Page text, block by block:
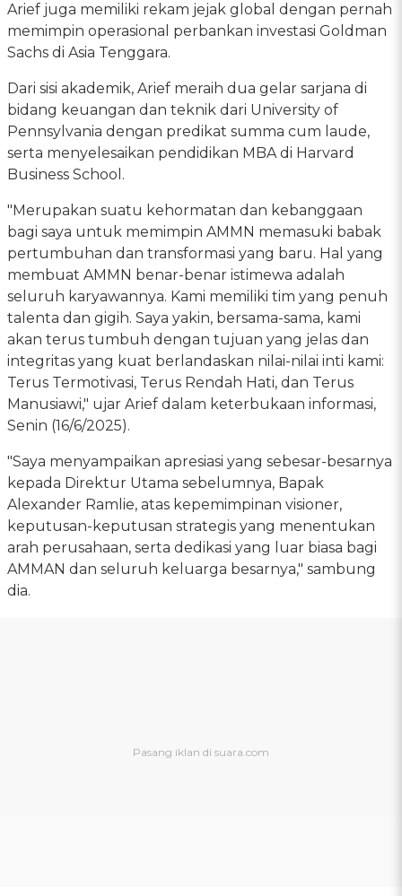
Arief juga memiliki rekam jejak global dengan pernah
memimpin operasional perbankan investasi Goldman
Sachs di Asia Tenggara.
Dari sisi akademik, Arief meraih dua gelar sarjana di
bidang keuangan dan teknik dari University of
Pennsylvania dengan predikat summa cum laude,
serta menyelesaikan pendidikan MBA di Harvard
Business School.
"Merupakan suatu kehormatan dan kebanggaan
bagi saya untuk memimpin AMMN memasuki babak
pertumbuhan dan transformasi yang baru. Hal yang
membuat AMMN benar-benar istimewa adalah
seluruh karyawannya. Kami memiliki tim yang penuh
talenta dan gigih. Saya yakin, bersama-sama, kami
akan terus tumbuh dengan tujuan yang jelas dan
integritas yang kuat berlandaskan nilai-nilai inti kami:
Terus Termotivasi, Terus Rendah Hati, dan Terus
Manusiawi," ujar Arief dalam keterbukaan informasi,
Senin (16/6/2025).
"Saya menyampaikan apresiasi yang sebesar-besarnya
kepada Direktur Utama sebelumnya, Bapak
Alexander Ramlie, atas kepemimpinan visioner,
keputusan-keputusan strategis yang menentukan
arah perusahaan, serta dedikasi yang luar biasa bagi
AMMAN dan seluruh keluarga besarnya," sambung
dia.